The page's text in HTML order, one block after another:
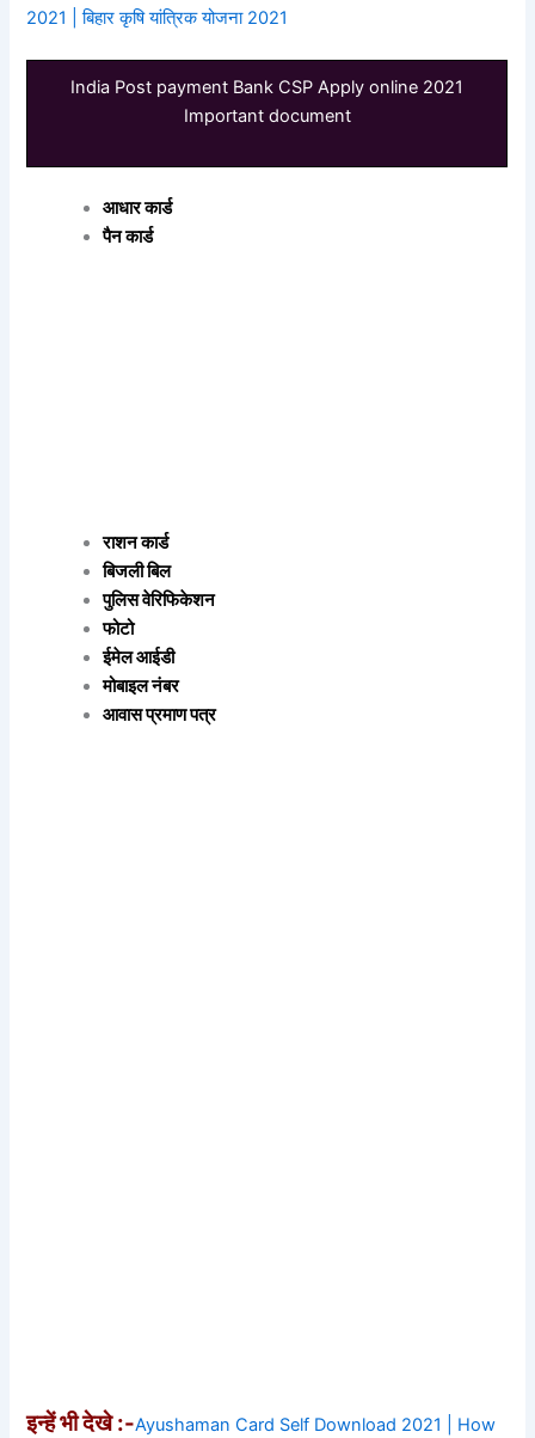
2021 | बिहार कृषि यांत्रिक योजना 2021
India Post payment Bank CSP Apply online 2021
Important document
आधार कार्ड
पैन कार्ड
राशन कार्ड
बिजली बिल
पुलिस वेरिफिकेशन
फोटो
ईमेल आईडी
मोबाइल नंबर
आवास प्रमाण पत्र
इन्हें भी देखे :-Ayushaman Card Self Download 2021 | How